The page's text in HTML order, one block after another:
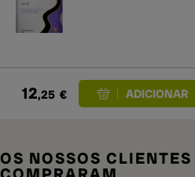
12,25 €
OS NOSSOS